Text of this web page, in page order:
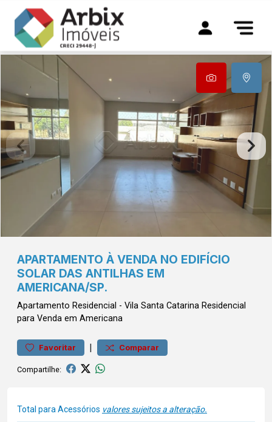
APARTAMENTO À VENDA NO EDIFÍCIO
SOLAR DAS ANTILHAS EM
AMERICANA/SP.
Apartamento Residencial - Vila Santa Catarina Residencial
para Venda em Americana
Favoritar | Comparar
Compartilhe:
Total para Acessórios valores sujeitos a alteração.